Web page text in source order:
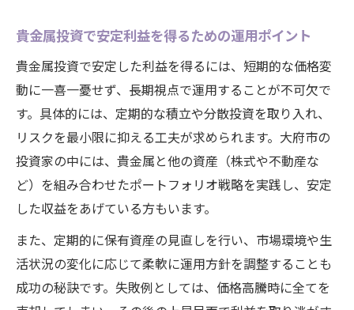
貴金属投資で安定利益を得るための運用ポイント
貴金属投資で安定した利益を得るには、短期的な価格変
動に一喜一憂せず、長期視点で運用することが不可欠で
す。具体的には、定期的な積立や分散投資を取り入れ、
リスクを最小限に抑える工夫が求められます。大府市の
投資家の中には、貴金属と他の資産（株式や不動産な
ど）を組み合わせたポートフォリオ戦略を実践し、安定
した収益をあげている方もいます。
また、定期的に保有資産の見直しを行い、市場環境や生
活状況の変化に応じて柔軟に運用方針を調整することも
成功の秘訣です。失敗例としては、価格高騰時に全てを